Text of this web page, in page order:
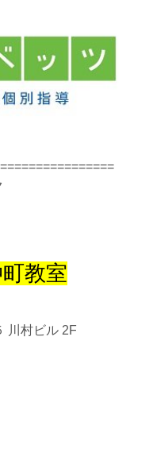
教室
川村ビル 2F